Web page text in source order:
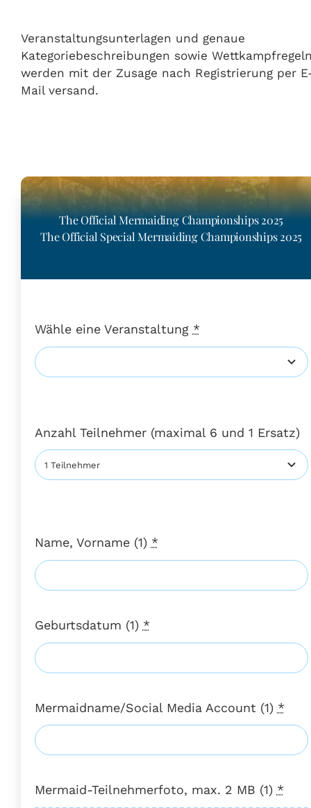
Veranstaltungsunterlagen und genaue
Kategoriebeschreibungen sowie
werden mit der Zusage nach Registrierung per
Mail versand.
The Official Mermaiding Championships 2025
The Official Special Mermaiding Championships 2025
Wähle eine Veranstaltung *
Anzahl Teilnehmer (maximal 6 und 1 Ersatz)
Name, Vorname (1) *
Geburtsdatum (1) *
Mermaidname/Social Media Account (1) *
Mermaid-Teilnehmerfoto, max. 2 MB (1) *